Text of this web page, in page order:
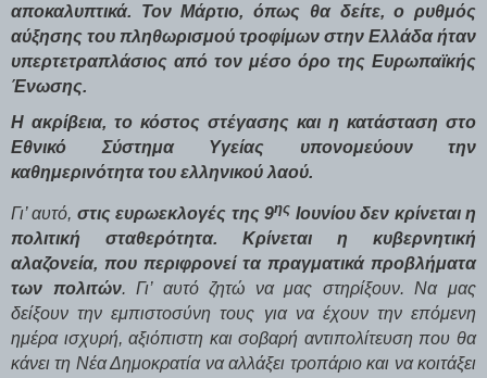
αποκαλυπτικά. Τον Μάρτιο, όπως θα δείτε, ο ρυθμός
αύξησης του πληθωρισμού τροφίμων στην Ελλάδα ήταν
υπερτετραπλάσιος από τον μέσο όρο της Ευρωπαϊκής
Ένωσης.
Η ακρίβεια, το κόστος στέγασης και η κατάσταση στο
Εθνικό Σύστημα Υγείας υπονομεύουν την
καθημερινότητα του ελληνικού λαού.
Γι’ αυτό, στις ευρωεκλογές της 9ης Ιουνίου δεν κρίνεται η
πολιτική σταθερότητα. Κρίνεται η κυβερνητική
αλαζονεία, που περιφρονεί τα πραγματικά προβλήματα
των πολιτών. Γι’ αυτό ζητώ να μας στηρίξουν. Να μας
δείξουν την εμπιστοσύνη τους για να έχουν την επόμενη
ημέρα ισχυρή, αξιόπιστη και σοβαρή αντιπολίτευση που θα
κάνει τη Νέα Δημοκρατία να αλλάξει τροπάριο και να κοιτάξει